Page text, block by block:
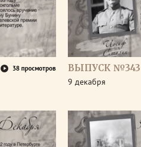
38 просмотров ВЫПУСК №343
9 декабря